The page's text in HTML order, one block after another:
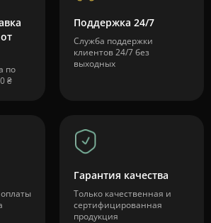
по
₴
Поддержка 24/7
Служба поддержки
клиентов 24/7 без
выходных
Гарантия качества
Только качественная и
сертифицированная
продукция